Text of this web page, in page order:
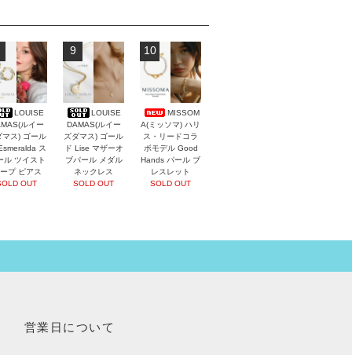
LOUISE
ルイー
マス) ゴール
ス
ル ツイスト
プ ピアス
OUT
9
LOUISE
DAMAS(ルイー
ズダマス) ゴール
ド Lise マザーオ
ブパール メダル
ネックレス
SOLD OUT
10
MISSOM
A(ミッソマ) ハリ
ス・リードコラ
ボモデル Good
Hands パール ブ
レスレット
SOLD OUT
営業日について